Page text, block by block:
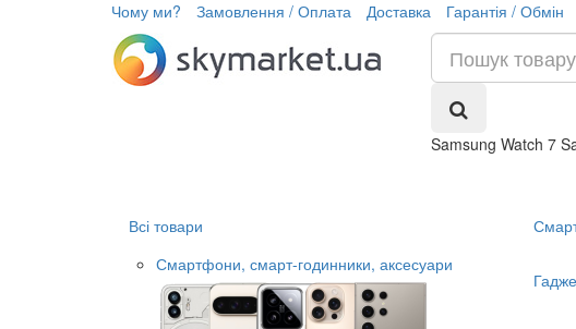
Чому ми? Замовлення / Оплата Доставка Гарантія / Обмін
Samsung Watch 7
Всі товари
Смартфони, смарт-годинники, аксесуари